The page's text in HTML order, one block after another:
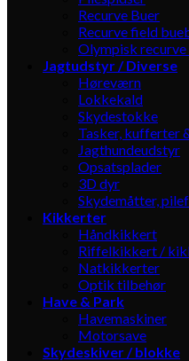
Recurve Buer
Recurve field
Olympisk recurve
Jagtudstyr / Diverse
Høreværn
Lokkekald
Skydestokke
Tasker, kufferter
Jagthundeudstyr
Opsatsplader
3D dyr
Skydemåtter,
Kikkerter
Håndkikkert
Riffelkikkert /
Natkikkerter
Optik tilbehør
Have & Park
Havemaskiner
Motorsave
Skydeskiver / blokke